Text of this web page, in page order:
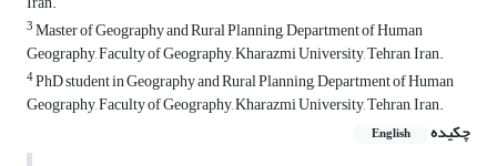
3Master of Geography and Rural Planning, Department of Human
Geography, Faculty of Geography, Kharazmi University, Tehran, Iran.
4PhD student in Geography and Rural Planning, Department of Human
Geography, Faculty of Geography, Kharazmi University, Tehran, Iran.
چکیده
English